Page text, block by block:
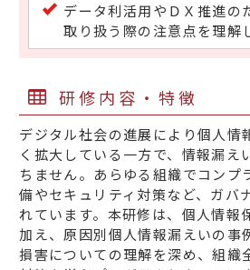
データ利活用やＤＸ推進の
取り扱う際の注意点を理解
研修内容・特徴
デジタル社会の進展により個人情
く拡大している一方で、情報漏え
ちません。あらゆる組織でコンプ
備やセキュリティ対策など、ガバ
れています。本研修は、個人情報
加え、原因別個人情報漏えいの事
損害についての理解を深め、組織